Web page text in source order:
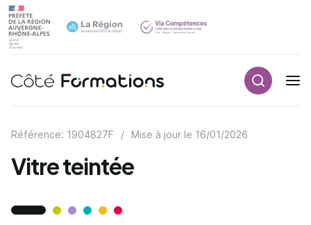
Navigation principale
Référence: 1904827F / Mise à jour le 16/01/2026
Vitre teintée